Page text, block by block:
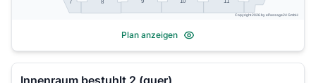
10 11
7 8 9
Copyright 2026 by ePassage24 GmbH
Plan anzeigen